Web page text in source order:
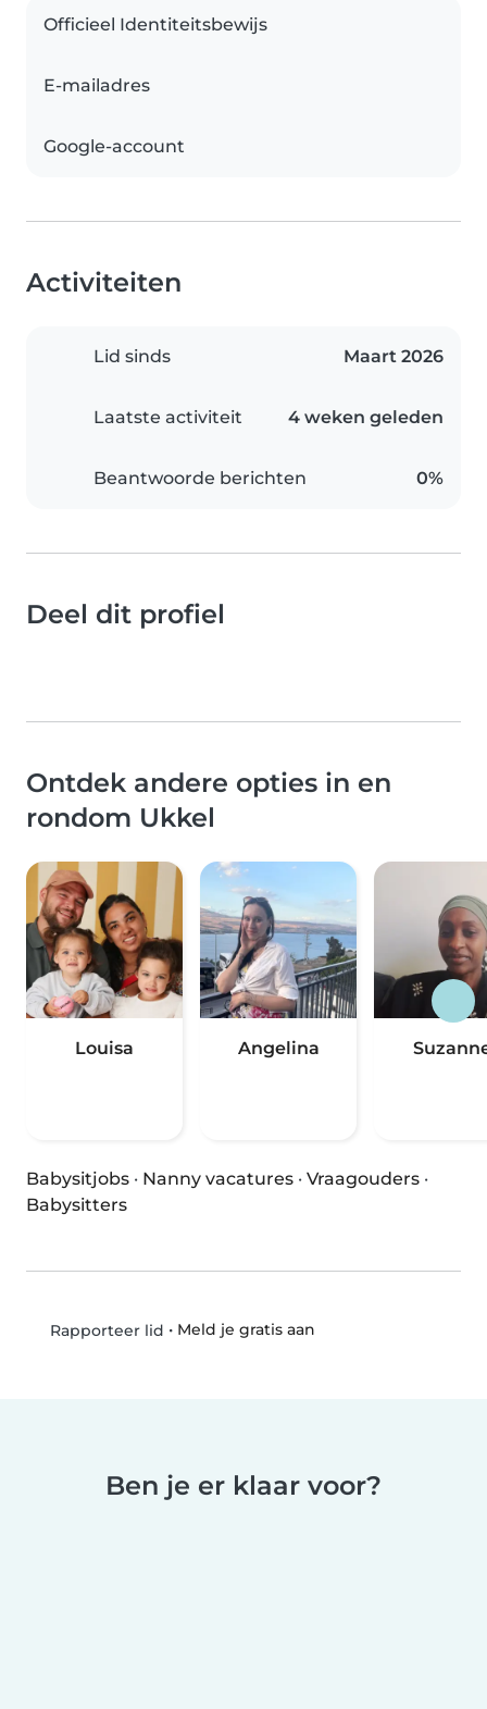
Officieel Identiteitsbewijs
E-mailadres
Google-account
Activiteiten
Lid sinds Maart 2026
Laatste activiteit 4 weken geleden
Beantwoorde berichten 0%
Deel dit profiel
Ontdek andere opties in en
rondom Ukkel
Louisa Angelina
Babysitjobs · Nanny vacatures · Vraagouders ·
Babysitters
Rapporteer lid • Meld je gratis aan
Ben je er klaar voor?